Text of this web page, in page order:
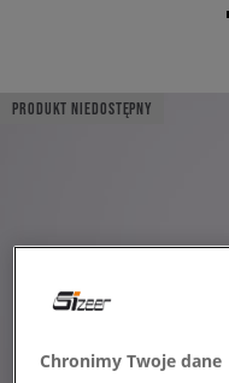
PRODUKT NIEDOSTĘPNY
Chronimy Twoje dane